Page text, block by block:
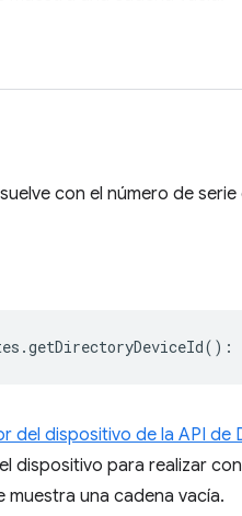
con el número de
.getDirectoryDeviceId() :
del dispositivo de la API de
dispositivo para realizar
muestra una cadena vacía.